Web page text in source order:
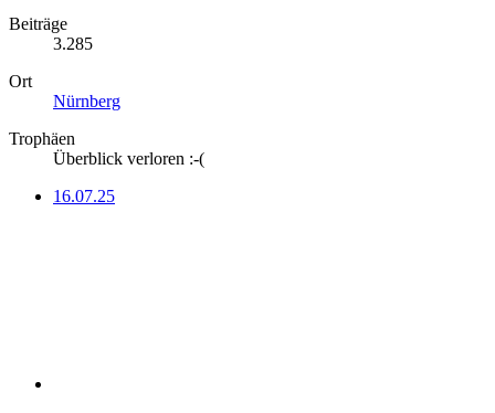
Beiträge
3.285
Ort
Nürnberg
Trophäen
Überblick verloren :-(
16.07.25